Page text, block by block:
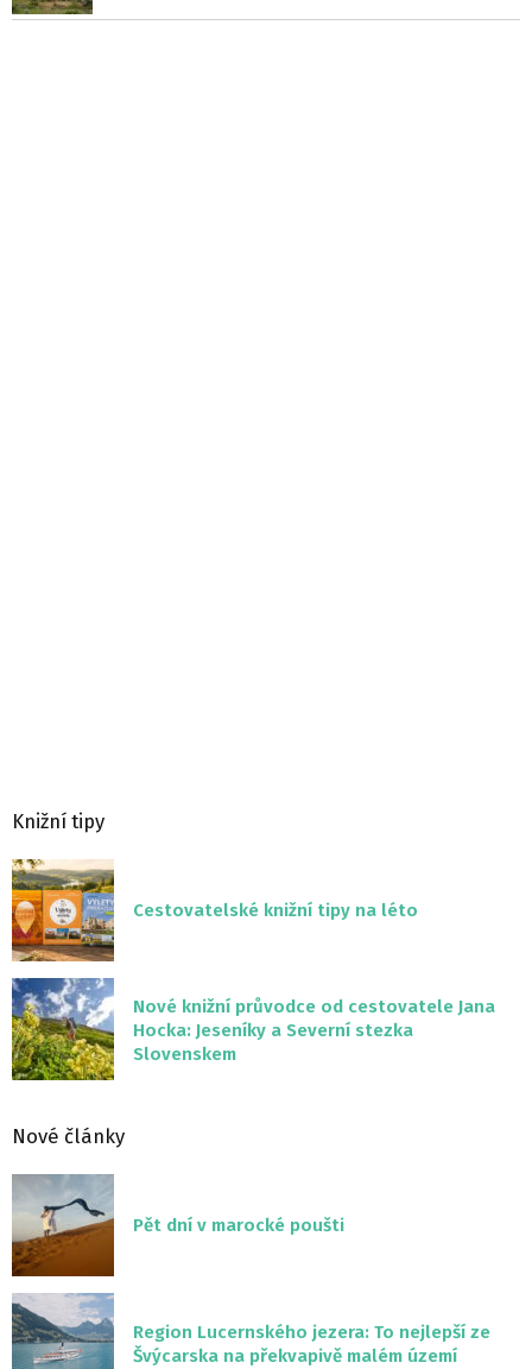
Knižní tipy
Cestovatelské knižní tipy na léto
Nové knižní průvodce od cestovatele Jana
Hocka: Jeseníky a Severní stezka
Slovenskem
Nové články
Pět dní v marocké poušti
Region Lucernského jezera: To nejlepší ze
Švýcarska na překvapivě malém území